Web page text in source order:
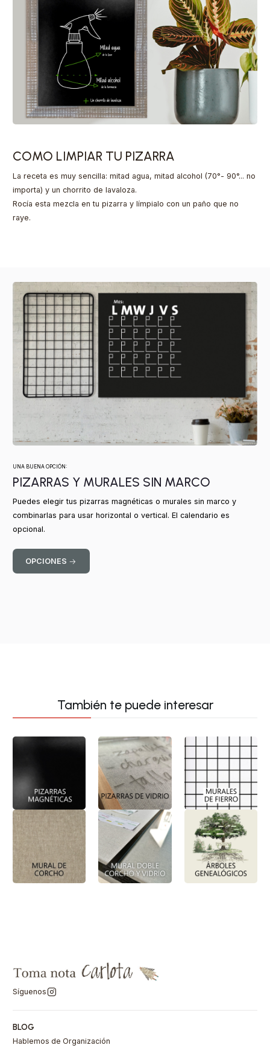
COMO LIMPIAR TU PIZARRA
La receta es muy sencilla: mitad agua, mitad alcohol (70°- 90°... no
importa) y un chorrito de lavaloza.
Rocía esta mezcla en tu pizarra y límpialo con un paño que no
raye.
UNA BUENA OPCIÓN:
PIZARRAS Y MURALES SIN MARCO
Puedes elegir tus pizarras magnéticas o murales sin marco y
combinarlas para usar horizontal o vertical. El calendario es
opcional.
OPCIONES
También te puede interesar
Síguenos
BLOG
Hablemos de Organización